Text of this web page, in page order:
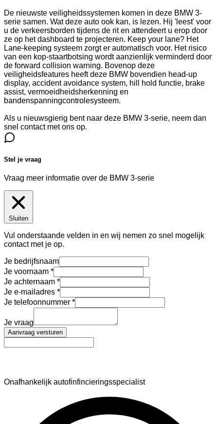
De nieuwste veiligheidssystemen komen in deze BMW 3-
serie samen. Wat deze auto ook kan, is lezen. Hij 'leest' voor
u de verkeersborden tijdens de rit en attendeert u erop door
ze op het dashboard te projecteren. Keep your lane? Het
Lane-keeping systeem zorgt er automatisch voor. Het risico
van een kop-staartbotsing wordt aanzienlijk verminderd door
de forward collision warning. Bovenop deze
veiligheidsfeatures heeft deze BMW bovendien head-up
display, accident avoidance system, hill hold functie, brake
assist, vermoeidheidsherkenning en
bandenspanningcontrolesysteem.
Als u nieuwsgierig bent naar deze BMW 3-serie, neem dan
snel contact met ons op.
Stel je vraag
Vraag meer informatie over de BMW 3-serie
Sluiten
Vul onderstaande velden in en wij nemen zo snel mogelijk
contact met je op.
Je bedrijfsnaam
Je voornaam
Je achternaam
Je e-mailadres
Je telefoonnummer
Je vraag
Aanvraag versturen
Onafhankelijk autofinfincieringsspecialist